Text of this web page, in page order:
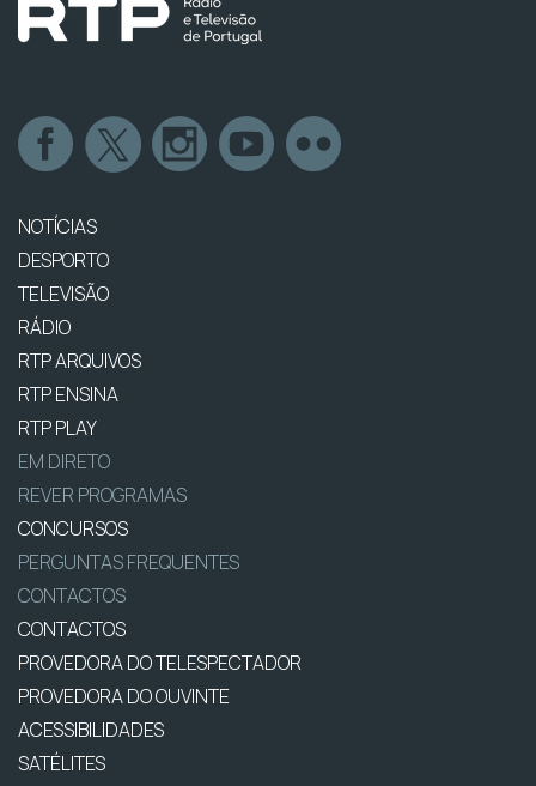
NOTÍCIAS
DESPORTO
TELEVISÃO
RÁDIO
RTP ARQUIVOS
RTP ENSINA
RTP PLAY
EM DIRETO
REVER PROGRAMAS
CONCURSOS
PERGUNTAS FREQUENTES
CONTACTOS
CONTACTOS
PROVEDORA DO TELESPECTADOR
PROVEDORA DO OUVINTE
ACESSIBILIDADES
SATÉLITES